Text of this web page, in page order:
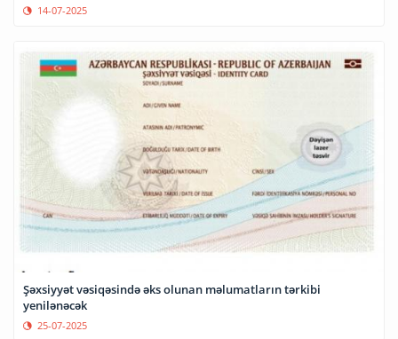
14-07-2025
Şəxsiyyət vəsiqəsində əks olunan məlumatların tərkibi
yenilənəcək
25-07-2025